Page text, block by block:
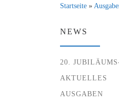
Startseite »
NEWS
20.
AKTUELLES
AUSGABEN